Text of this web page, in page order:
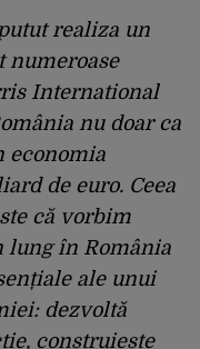
realiza un
numeroase
International
nu doar ca
economia
de euro. Ceea
că vorbim
lung în România
ale unui
dezvoltă
construiește